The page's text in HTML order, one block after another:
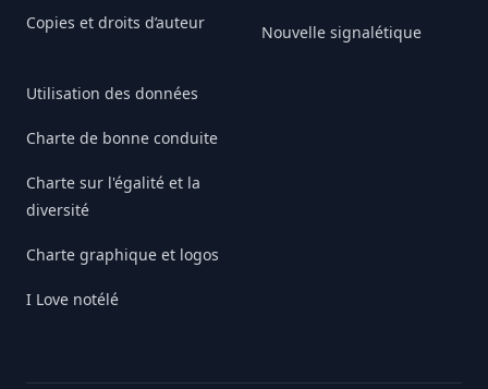
Copies et droits d’auteur
Utilisation des données
Charte de bonne conduite
Charte sur l'égalité et la
diversité
Charte graphique et logos
I Love notélé
Nouvelle signalétique